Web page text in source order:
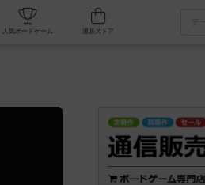
カフェ/店舗 人気ボードゲーム